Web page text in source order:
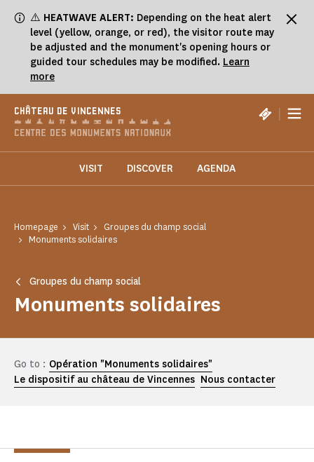
⚠️ HEATWAVE ALERT: Depending on the heat alert
level (yellow, orange, or red), the visitor route may
be adjusted and the monument's opening hours or
guided tour schedules may be modified. Learn
more
CHÂTEAU DE VINCENNES |
VISIT DISCOVER AGENDA
Homepage Visit
Groupes du champ social
Monuments solidaires
Groupes du champ social
Monuments solidaires
Go to : Opération "Monuments solidaires"
Le dispositif au château de Vincennes Nous contacter